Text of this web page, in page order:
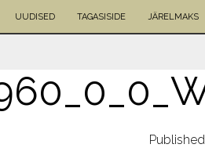
UUDISED TAGASISIDE JÄRELMAKS
Published